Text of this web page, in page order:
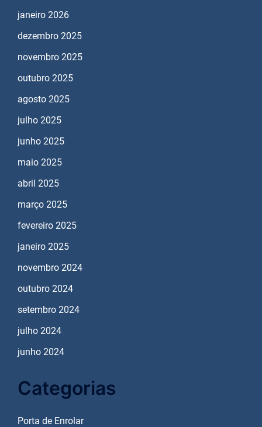
janeiro 2026
dezembro 2025
novembro 2025
outubro 2025
agosto 2025
julho 2025
junho 2025
maio 2025
abril 2025
março 2025
fevereiro 2025
janeiro 2025
novembro 2024
outubro 2024
setembro 2024
julho 2024
junho 2024
Categorias
Porta de Enrolar